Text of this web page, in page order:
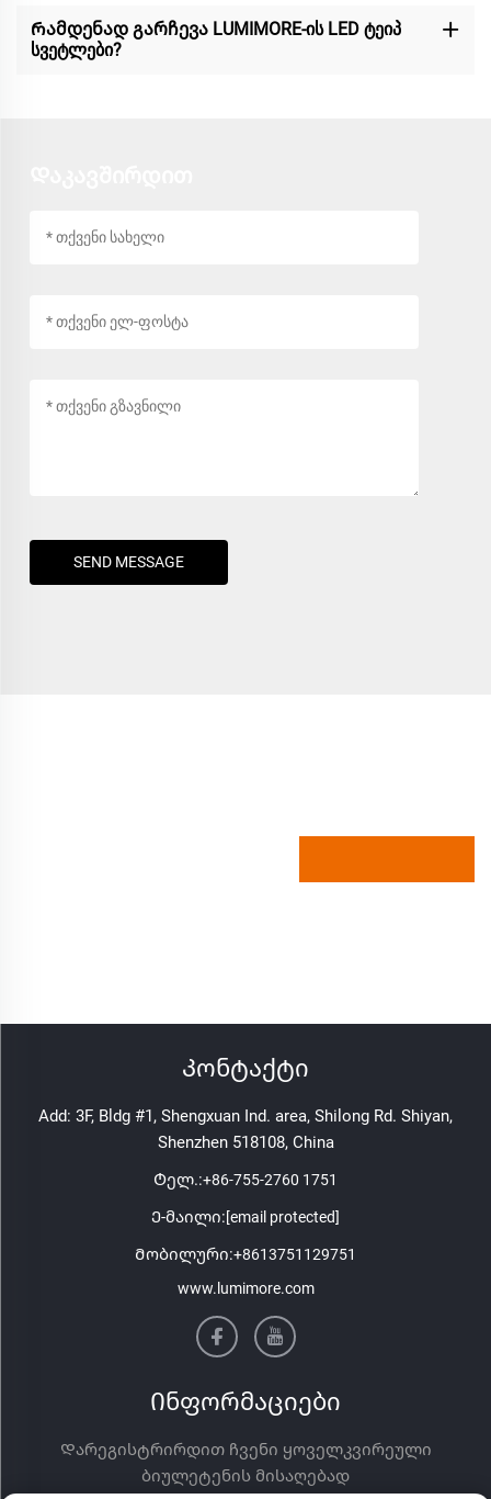
Რამდენად გარჩევა LUMIMORE-ის LED ტეიპ
სვეტლები?
SEND MESSAGE
Კონტაქტი
Add: 3F, Bldg #1, Shengxuan Ind. area, Shilong Rd. Shiyan,
Shenzhen 518108, China
Ტელ.:+86-755-2760 1751
Ე-მაილი:[email protected]
Მობილური:+8613751129751
www.lumimore.com
Ინფორმაციები
Დარეგისტრირდით ჩვენი ყოველკვირეული
ბიულეტენის მისაღებად